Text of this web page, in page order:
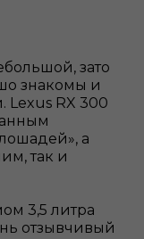
зато
знакомы и
Lexus RX 300
а
так и
3,5 литра
отзывчивый